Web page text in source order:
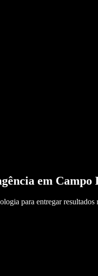
em Campo
para entregar resultados